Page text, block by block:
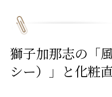
獅子加那志の「
シー）」と化粧